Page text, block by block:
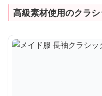
高級素材使用のクラ